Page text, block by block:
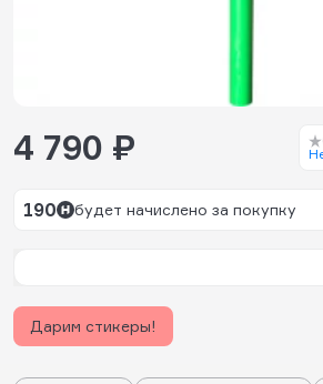
4 790 ₽
190 будет начислено за покупку
Дарим стикеры!